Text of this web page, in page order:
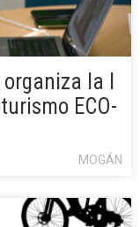
la I
ECO-
MOGÁN